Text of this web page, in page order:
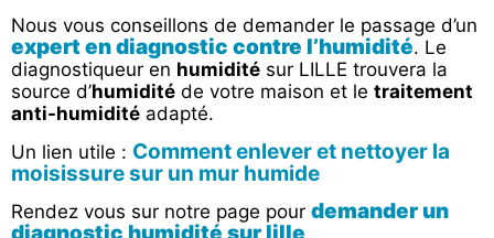
Nous vous conseillons de demander le passage d’un
expert en diagnostic contre l’humidité. Le
diagnostiqueur en humidité sur LILLE trouvera la
source d’humidité de votre maison et le traitement
anti-humidité adapté.
Un lien utile : Comment enlever et nettoyer la
moisissure sur un mur humide
Rendez vous sur notre page pour demander un